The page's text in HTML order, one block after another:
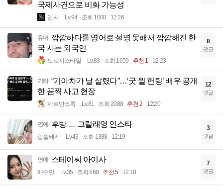
국제사건으로 비화 가능성
입사 Lv.94 조회 1008 12:26
유머 깝깝하다를 영어로 설명 못해서 깝깝해진 한
국 사는 외국인
도로시스타일 Lv.83 조회 1659 추천 1 12:23
8
댓글
기타 “기아차가 날 살렸다”…‘굿 윌 헌팅’ 배우 공개
한 끔찍 사고 현장
제르만크록 Lv.81 조회 2088 추천 2 12:20
12
댓글
연예 후방 ㅡ 그릴래영 인스타
입술돼지 Lv.43 조회 1388 12:19
3
댓글
연예 스테이씨 아이사
배수민 Lv.35 조회 569 추천 5 12:18
7
댓글